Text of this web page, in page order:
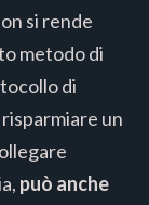
si rende
metodo di
di
un
può anche